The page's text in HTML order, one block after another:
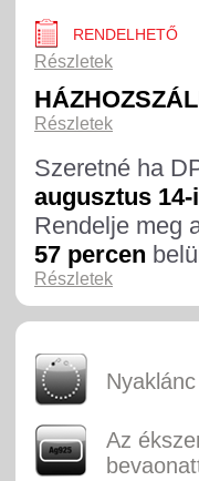
RENDELHETŐ
Részletek
Részletek
Szeretné ha
augusztus
Rendelje meg
57 percen
Részletek
Nyaklánc
Az